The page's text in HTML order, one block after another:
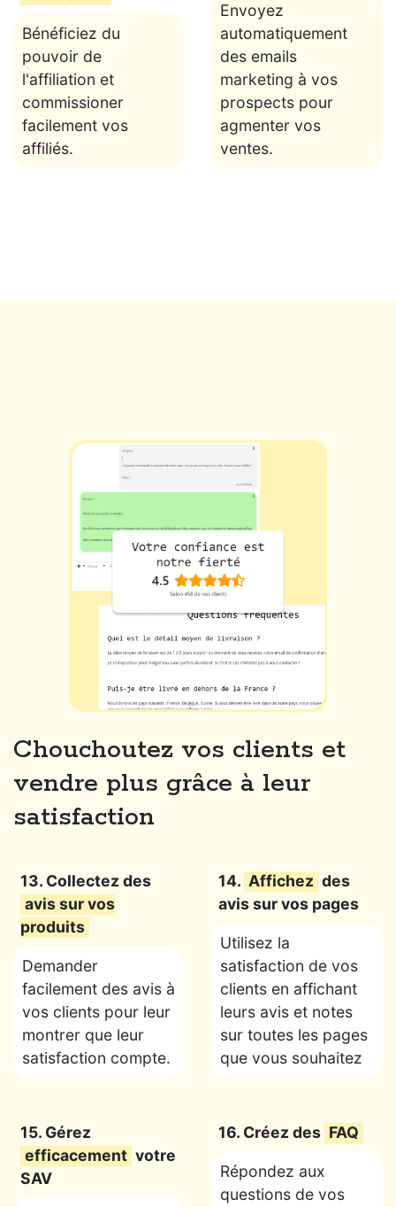
Bénéficiez du
pouvoir de
l'affiliation et
commissioner
facilement vos
affiliés.
Envoyez
automatiquement
des emails
marketing à vos
prospects pour
agmenter vos
ventes.
Chouchoutez vos clients et
vendre plus grâce à leur
satisfaction
13. Collectez des
avis sur vos
produits
Demander
facilement des avis à
vos clients pour leur
montrer que leur
satisfaction compte.
14. Affichez des
avis sur vos pages
Utilisez la
satisfaction de vos
clients en affichant
leurs avis et notes
sur toutes les pages
que vous souhaitez
15. Gérez
efficacement votre
SAV
16. Créez des FAQ
Répondez aux
questions de vos